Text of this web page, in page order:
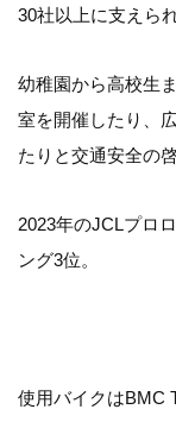
30社以上に支えら
幼稚園から高校生
室を開催したり、
たりと交通安全の
2023年のJCLプロ
ング3位。
使用バイクはBMC